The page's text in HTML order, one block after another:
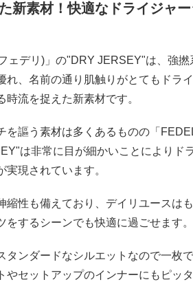
新素材！快適なドライジャ
ェデリ)」の"DRY JERSEY"は、強撚
れ、名前の通り肌触りがとてもドラ
時流を捉えた新素材です。
を謳う素材は多くあるものの「
は非常に目が細かいことによりド
実現されています。
縮性も備えており、デイリユースは
をするシーンでも快適に過ごせます。
タンダードなシルエットなので一枚
やセットアップのインナーにもピッタ